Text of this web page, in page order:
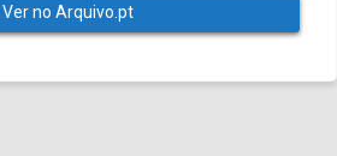
Ver no Arquivo.pt